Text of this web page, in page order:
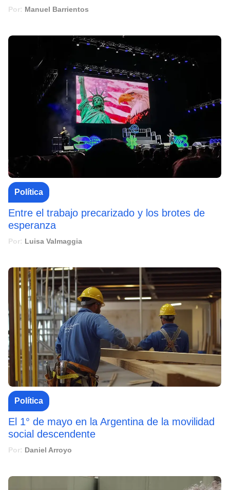
Por: Manuel Barrientos
Política
Entre el trabajo precarizado y los brotes de
esperanza
Por: Luisa Valmaggia
Política
El 1° de mayo en la Argentina de la movilidad
social descendente
Por: Daniel Arroyo